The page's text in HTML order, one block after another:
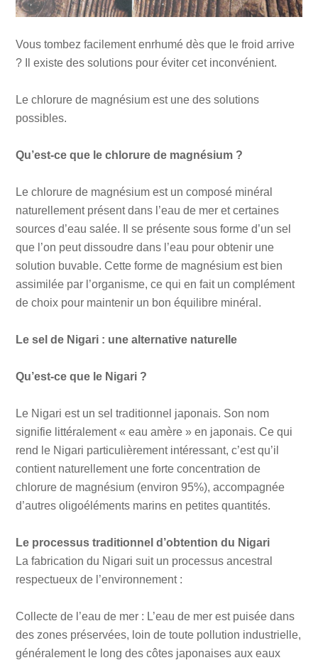
Vous tombez facilement enrhumé dès que le froid arrive
? Il existe des solutions pour éviter cet inconvénient.
Le chlorure de magnésium est une des solutions
possibles.
Qu’est-ce que le chlorure de magnésium ?
Le chlorure de magnésium est un composé minéral
naturellement présent dans l’eau de mer et certaines
sources d’eau salée. Il se présente sous forme d’un sel
que l’on peut dissoudre dans l’eau pour obtenir une
solution buvable. Cette forme de magnésium est bien
assimilée par l’organisme, ce qui en fait un complément
de choix pour maintenir un bon équilibre minéral.
Le sel de Nigari : une alternative naturelle
Qu’est-ce que le Nigari ?
Le Nigari est un sel traditionnel japonais. Son nom
signifie littéralement « eau amère » en japonais. Ce qui
rend le Nigari particulièrement intéressant, c’est qu’il
contient naturellement une forte concentration de
chlorure de magnésium (environ 95%), accompagnée
d’autres oligoéléments marins en petites quantités.
Le processus traditionnel d’obtention du Nigari
La fabrication du Nigari suit un processus ancestral
respectueux de l’environnement :
Collecte de l’eau de mer : L’eau de mer est puisée dans
des zones préservées, loin de toute pollution industrielle,
généralement le long des côtes japonaises aux eaux